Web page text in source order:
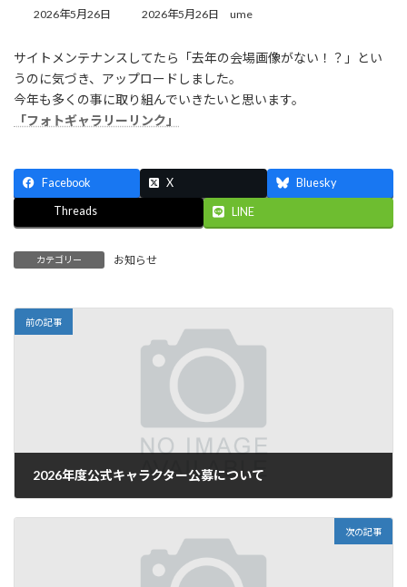
2026年5月26日
最
新
日
時
:
2026年5月26日 ume
サイトメンテナンスしてたら「去年の会場画像がない！？」とい
うのに気づき、アップロードしました。
今年も多くの事に取り組んでいきたいと思います。
「フォトギャラリーリンク」
Facebook X Bluesky
Threads LINE
カテゴリー お知らせ
前の記事
2026年度公式キャラクター公募について
次の記事